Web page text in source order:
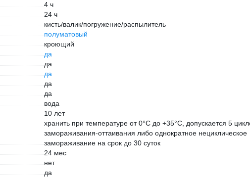
4 ч
24 ч
кисть/валик/погружение/распылитель
полуматовый
кроющий
да
да
да
да
да
вода
10 лет
хранить при температуре от 0°С до +35°С, допускается 5
замораживания-оттаивания либо однократное нециклическое
замораживание на срок до 30 суток
24 мес
нет
да